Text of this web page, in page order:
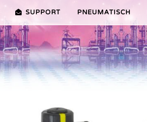
SUPPORT PNEUMATISCH
VORTEILE EDITION 2010
ER PREMIER-SERIE (20-100NM)
VORTEILE ER PLUS-SERIE